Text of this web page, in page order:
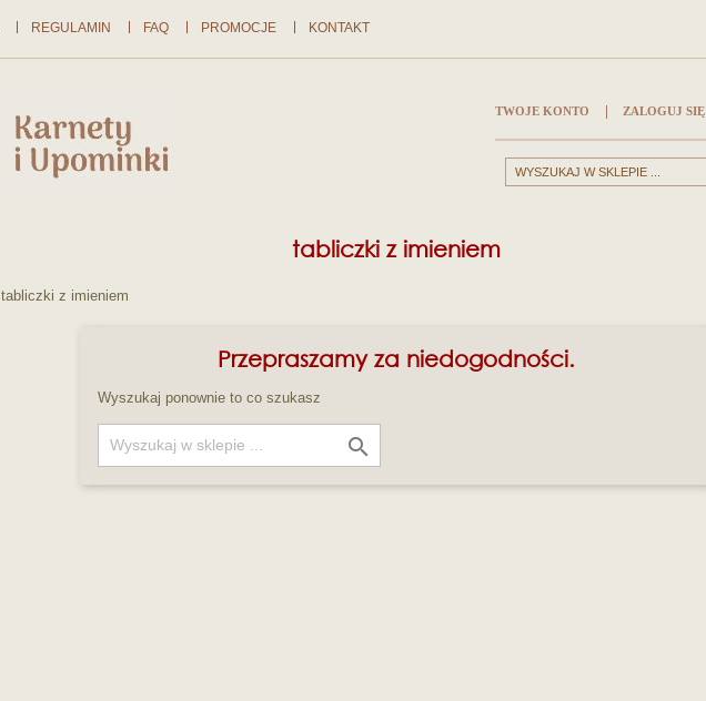
REGULAMIN FAQ PROMOCJE KONTAKT
TWOJE KONTO ZALOGUJ SIĘ
tabliczki z imieniem
tabliczki z imieniem
Przepraszamy za niedogodności.
Wyszukaj ponownie to co szukasz
